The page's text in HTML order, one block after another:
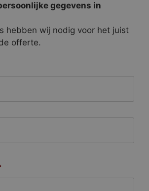
gegevens in
hebben wij nodig voor het juist
offerte.